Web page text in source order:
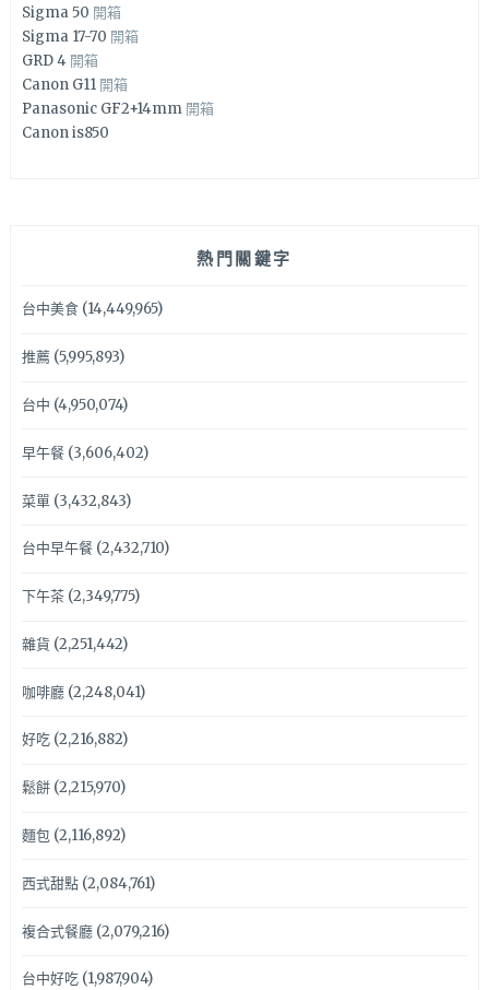
Sigma 50 開箱
Sigma 17-70 開箱
GRD 4 開箱
Canon G11 開箱
Panasonic GF2+14mm 開箱
Canon is850
熱門關鍵字
台中美食(14,449,965)
推薦(5,995,893)
台中 (4,950,074)
早午餐(3,606,402)
菜單(3,432,843)
台中早午餐(2,432,710)
下午茶(2,349,775)
雜貨 (2,251,442)
咖啡廳(2,248,041)
好吃(2,216,882)
鬆餅(2,215,970)
麵包(2,116,892)
西式甜點(2,084,761)
複合式餐廳(2,079,216)
台中好吃(1,987,904)